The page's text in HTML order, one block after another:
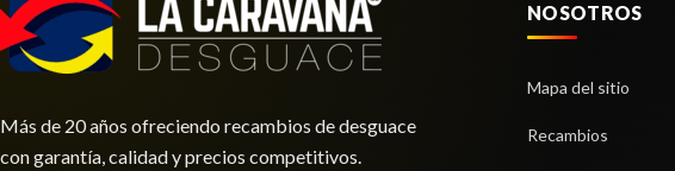
Más de 20 años ofreciendo recambios de desguace
con garantía, calidad y precios competitivos.
NOSOTROS
Mapa del sitio
Recambios